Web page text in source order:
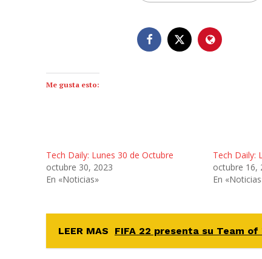
Me gusta esto:
Tech Daily: Lunes 30 de Octubre
octubre 30, 2023
En «Noticias»
Tech Daily:
octubre 16,
En
LEER MAS FIFA 22 presenta su Team of